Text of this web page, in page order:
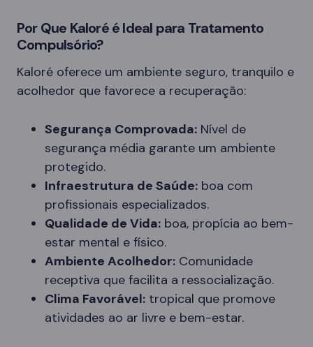
Por Que Kaloré é Ideal para Tratamento
Compulsório?
Kaloré oferece um ambiente seguro, tranquilo e
acolhedor que favorece a recuperação:
Segurança Comprovada: Nível de
segurança média garante um ambiente
protegido.
Infraestrutura de Saúde: boa com
profissionais especializados.
Qualidade de Vida: boa, propícia ao bem-
estar mental e físico.
Ambiente Acolhedor: Comunidade
receptiva que facilita a ressocialização.
Clima Favorável: tropical que promove
atividades ao ar livre e bem-estar.